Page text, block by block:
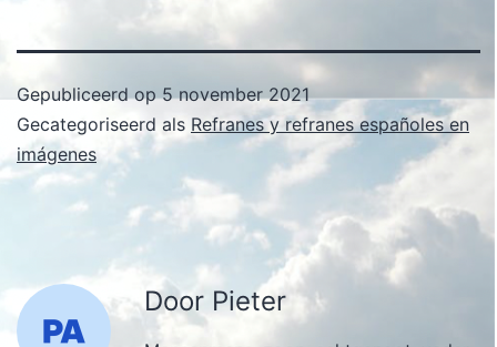
Gepubliceerd op5 november 2021
Gecategoriseerd als Refranes y refranes españoles en
imágenes
Door Pieter